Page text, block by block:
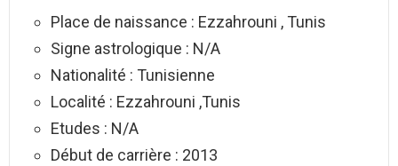
Place de naissance : Ezzahrouni , Tunis
Signe astrologique : N/A
Nationalité : Tunisienne
Localité : Ezzahrouni ,Tunis
Etudes : N/A
Début de carrière : 2013